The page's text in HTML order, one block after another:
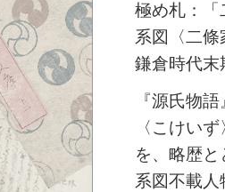
極め札：「
系図〈二
鎌倉時代末
『源氏物
〈こけい
を、略歴
系図不載